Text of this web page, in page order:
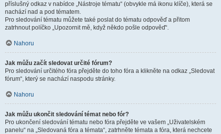
příslušný odkaz v nabídce „Nástroje tématu“ (obvykle má ikonu klíče), která se
nachází nad a pod tématem.
Pro sledování tématu můžete také poslat do tématu odpověď a přitom
zatrhnout políčko „Upozornit mě, když někdo pošle odpověď“.
Nahoru
Jak můžu začít sledovat určité fórum?
Pro sledování určitého fóra přejděte do toho fóra a klikněte na odkaz „Sledovat
fórum“, který se nachází naspodu stránky.
Nahoru
Jak můžu ukončit sledování témat nebo fór?
Pro ukončení sledování tématu nebo fóra přejděte ve vašem „Uživatelském
panelu“ na „Sledovaná fóra a témata“, zatrhněte témata a fóra, která nechcete